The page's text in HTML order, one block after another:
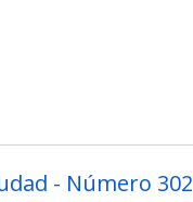
- Número 302